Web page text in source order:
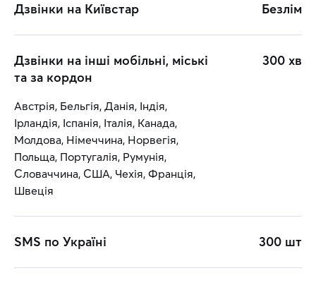
Дзвінки на Київстар Безлім
Дзвінки на інші мобільні, міські
та за кордон
Австрія, Бельгія, Данія, Індія,
Ірландія, Іспанія, Італія, Канада,
Молдова, Німеччина, Норвегія,
Польща, Португалія, Румунія,
Словаччина, США, Чехія, Франція,
Швеція
300 хв
SMS по Україні 300 шт